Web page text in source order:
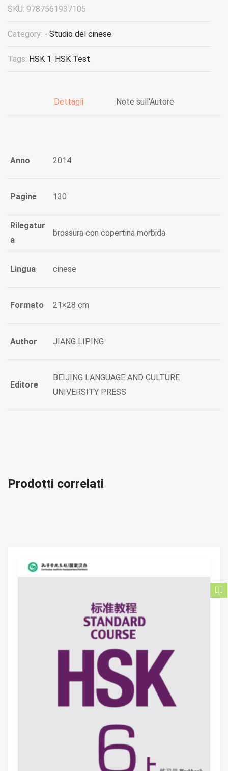
SKU: 9787561937105
Category: - Studio del cinese
Tags: HSK 1, HSK Test
Dettagli Note sull'Autore
Anno 2014
Pagine 130
Rilegatur
a
brossura con copertina morbida
Lingua cinese
Formato 21×28 cm
Author JIANG LIPING
Editore
BEIJING LANGUAGE AND CULTURE
UNIVERSITY PRESS
Prodotti correlati